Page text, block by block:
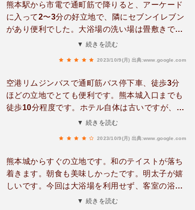
熊本駅から市電で通町筋で降りると、アーケード
に入って2〜3分の好立地で、隣にセブンイレブン
があり便利でした。大浴場の洗い場は畳敷きで高
級感があります。アメニティ等、ワンランク上の
▼ 続きを読む
2023/10/9(月) 出典:www.google.com
空港リムジンバスで通町筋バス停下車、徒歩3分
ほどの立地でとても便利です。熊本城入口までも
徒歩10分程度です。ホテル自体は古いですが、内
外装共にとても上手にリノベされていると思いま
になった点を二点ほど。①障子のカビ 写真アッ
プしておきます。早く改善されることを期待して
おります。②トイレの段差 廊下とトイレの足下
段差が大きく、夜中のトイレは要注意です。この
二点を加味しても、コスパは良いホテルだと感じ
▼ 続きを読む
2023/10/9(月) 出典:www.google.com
熊本城からすぐの立地です。和のテイストが落ち
着きます。朝食も美味しかったです。明太子が嬉
しいです。今回は大浴場を利用せず、客室の浴室
を利用しましたが、シャワーの穴が詰まってるの
▼ 続きを読む